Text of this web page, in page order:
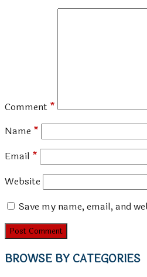
Comment *
Name *
Email *
Website
Save my name, email, and
BROWSE BY CATEGORIES